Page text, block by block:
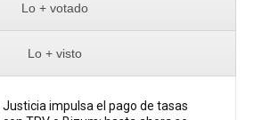
Lo + votado
Lo + visto
Justicia impulsa el pago de tasas